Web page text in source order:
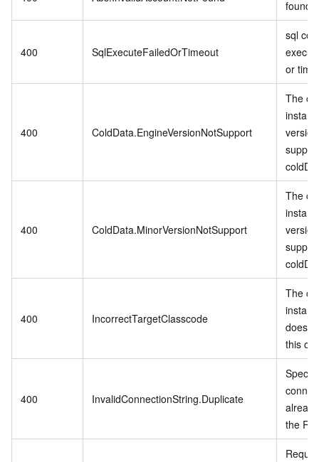
found.
400 SqlExecuteFailedOrTimeout
sql
or
400 ColdData.EngineVersionNotSupport
The
support
400 ColdData.MinorVersionNotSupport
The
support
400 IncorrectTargetClasscode
The
does
this
400 InvalidConnectionString.Duplicate
the